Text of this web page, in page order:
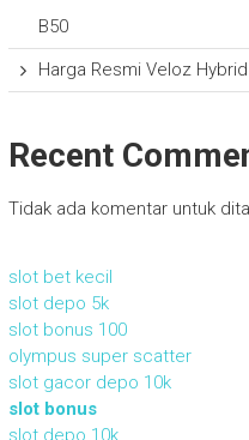
B50
Harga Resmi Veloz
Recent
Tidak ada komentar untuk
slot bet kecil
slot depo 5k
slot bonus 100
olympus super scatter
slot gacor depo 10k
slot bonus
slot depo 10k